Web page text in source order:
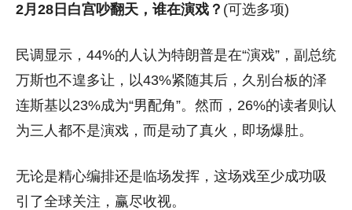
2月28日白宫吵翻天，谁在演戏？ (可选多项)
民调显示，44%的人认为特朗普是在“演戏”，副总统
万斯也不遑多让，以43%紧随其后，久别台板的泽
连斯基以23%成为“男配角”。然而，26%的读者则认
为三人都不是演戏，而是动了真火，即场爆肚。
无论是精心编排还是临场发挥，这场戏至少成功吸
引了全球关注，赢尽收视。